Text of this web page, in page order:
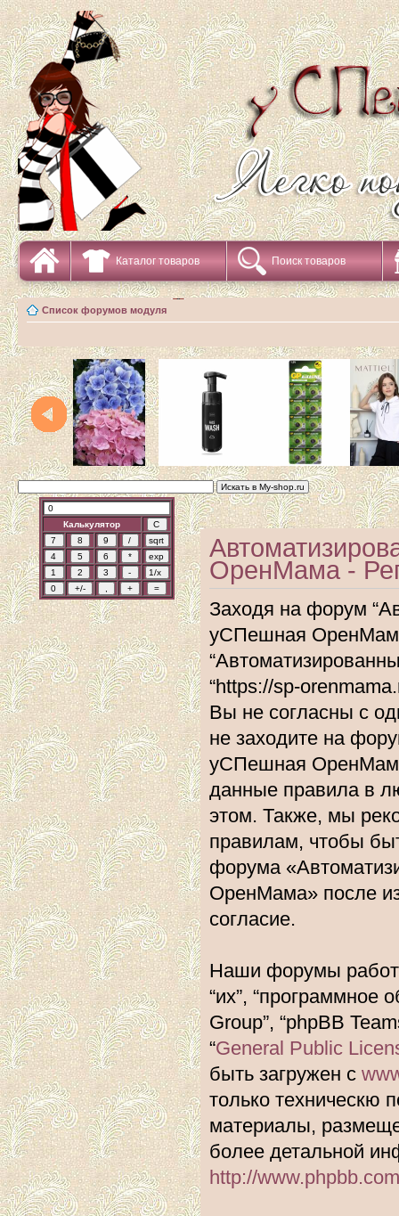
Каталог товаров Поиск товаров
Список форумов модуля
Калькулятор
ОренМама -
Заходя на форум
уСПешная
“https://sp-
Вы не согласны с
не заходите на
уСПешная
данные правила в
этом. Также, мы
правилам, чтобы
форума
ОренМама» после
согласие.
Наши форумы
“их”, “программное
Group”, “phpBB
“General Public
быть загружен с
только техническю
материалы,
более детальной
http://